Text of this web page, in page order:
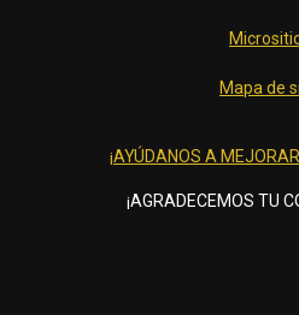
Mapa de
¡AYÚDANOS A
¡AGRADECEMOS TU